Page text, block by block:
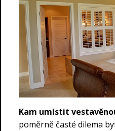
Kam umístit
poměrně časté dilema